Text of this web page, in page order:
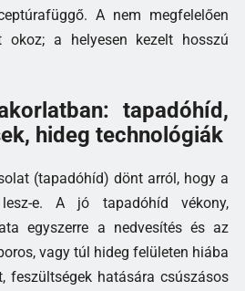
A nem megfelelően
okoz; a helyesen kezelt hosszú
tapadóhíd,
hideg technológiák
(tapadóhíd) dönt arról, hogy a
e. A jó tapadóhíd vékony,
egyszerre a nedvesítés és az
vagy túl hideg felületen hiába
feszültségek hatására csúszásos